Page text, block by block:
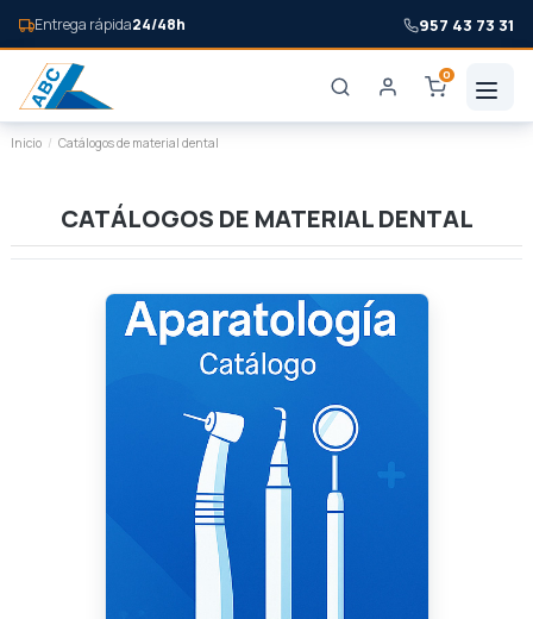
Entrega rápida24/48h 957 43 73 31
0
Inicio Catálogos de material dental
CATÁLOGOS DE MATERIAL DENTAL